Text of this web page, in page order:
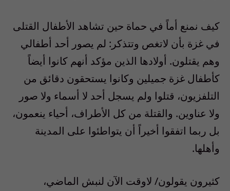
كيف نمنع أماً في حماة حين تشاهد الأطفال القتلى
في غزة بأن لاتغص وتتذكر: لم يصور أحد أطفالي
وهم يقتلون. أولادها الذين مؤكد أنهم كانوا أيضاً
كأطفال غزة جميلين وكانوا يستحقون دقائق من
التلفزيون، قتلوا ولم يسجل أحد لا أسماء ولا صور
ولا عناوين. والقتلة من كل الأطراف، أحياء ينعمون،
بل ربما اتفقوا أخيراً أن يتواطئوا على المدينة
وأهلها.
كثيرون يقولون/ لاوقت الآن لنبش الماضي،